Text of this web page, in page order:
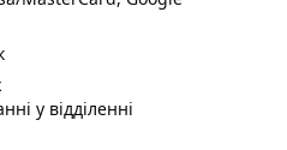
у відділенні